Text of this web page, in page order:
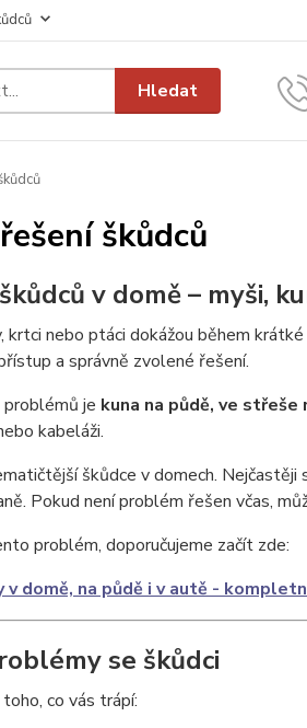
Hledat
škůdců
v domě – myši,
krtci nebo ptáci dokážou během
a správně zvolené řešení.
problémů je kuna na půdě, ve střeše
kabeláži.
škůdce v domech. Nejčastěji
Pokud není problém řešen včas,
problém, doporučujeme začít zde:
v domě, na půdě i v autě -
se škůdci
co vás trápí: